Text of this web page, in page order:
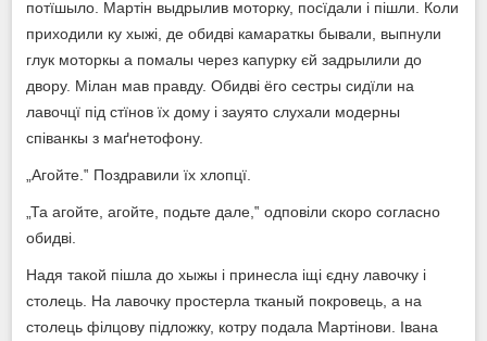
потїшыло. Мартін выдрылив моторку, посїдали і пішли. Коли
приходили ку хыжі, де обидві камараткы бывали, выпнули
глук моторкы а помалы через капурку єй задрылили до
двору. Мілан мав правду. Обидві ёго сестры сидїли на
лавочцї під стїнов їх дому і зауято слухали модерны
співанкы з маґнетофону.
„Агойте.‟ Поздравили їх хлопцї.
„Та агойте, агойте, подьте дале,‟ одповіли скоро согласно
обидві.
Надя такой пішла до хыжы і принесла іщі єдну лавочку і
столець. На лавочку простерла тканый покровець, а на
столець філцову підложку, котру подала Мартінови. Івана